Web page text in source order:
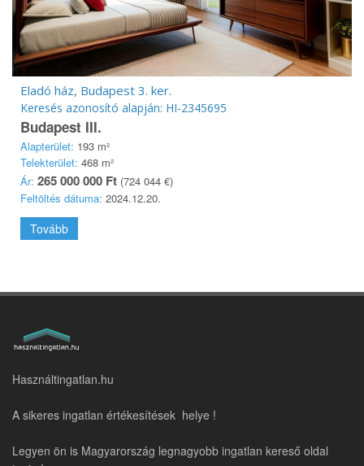
Eladó ház, Budapest 3. ker.
Keresés azonosító alapján: HI-2345695
Budapest III.
Alapterület: 193 m²
Telekterület: 468 m²
Ár: 265 000 000 Ft (724 044 €)
Feltöltés dátuma: 2024.12.20.
Tovább
Használtingatlan.hu
A sikeres ingatlan értékesítések helye !
Legyen ön is Magyarország legnagyobb ingatlan kereső oldal